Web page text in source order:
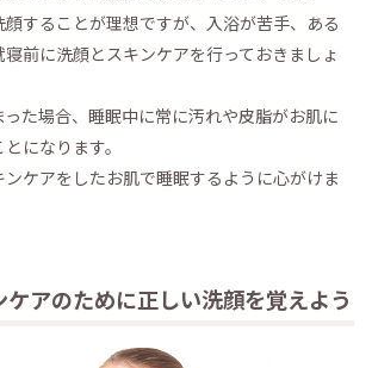
することが理想ですが、入浴が苦手、ある
前に洗顔とスキンケアを行っておきましょ
た場合、睡眠中に常に汚れや皮脂がお肌に
になります。
ケアをしたお肌で睡眠するように心がけま
アのために正しい洗顔を覚えよう